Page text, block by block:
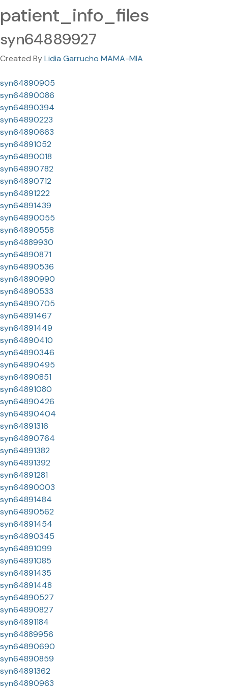
patient_info_files
syn64889927
Created ByLidia Garrucho MAMA-MIA
syn64890905
syn64890086
syn64890394
syn64890223
syn64890663
syn64891052
syn64890018
syn64890782
syn64890712
syn64891222
syn64891439
syn64890055
syn64890558
syn64889930
syn64890871
syn64890536
syn64890990
syn64890533
syn64890705
syn64891467
syn64891449
syn64890410
syn64890346
syn64890495
syn64890851
syn64891080
syn64890426
syn64890404
syn64891316
syn64890764
syn64891382
syn64891392
syn64891281
syn64890003
syn64891484
syn64890562
syn64891454
syn64890345
syn64891099
syn64891085
syn64891435
syn64891448
syn64890527
syn64890827
syn64891184
syn64889956
syn64890690
syn64890859
syn64891362
syn64890963